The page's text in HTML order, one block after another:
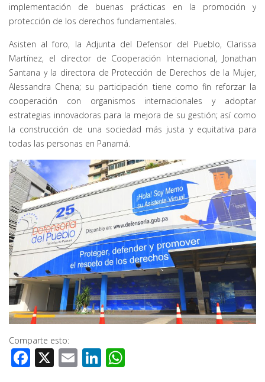
implementación de buenas prácticas en la promoción y
protección de los derechos fundamentales.
Asisten al foro, la Adjunta del Defensor del Pueblo, Clarissa
Martínez, el director de Cooperación Internacional, Jonathan
Santana y la directora de Protección de Derechos de la Mujer,
Alessandra Chena; su participación tiene como fin reforzar la
cooperación con organismos internacionales y adoptar
estrategias innovadoras para la mejora de su gestión; así como
la construcción de una sociedad más justa y equitativa para
todas las personas en Panamá.
Comparte esto:
Facebook
X EmailLinkedIn